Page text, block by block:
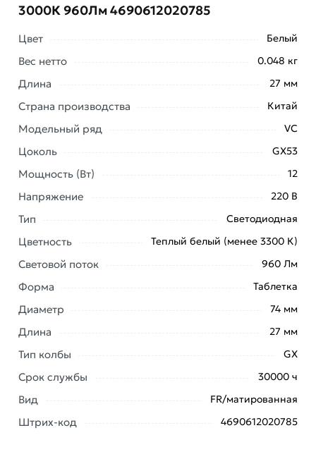
Условия доставки и цены на товар Светодиодная
лампа IN HOME LED-GX53-VC 12Вт 230В 3000К
(LED)действительны в Москве и области.
заказ и свяжутся с Вами для согласования условий
доставки или самовывоза. Перед оформлением
описанием, характеристиками и отзывами.
соответствует всем стандартам качества. Возврат
купленного товарa в течение 7 дней (наличие чека
обязательно).
3000К 960Лм 4690612020785
Цвет Белый
Вес нетто 0.048 кг
Длина 27 мм
Страна производства Китай
Модельный ряд VC
Цоколь GX53
Мощность (Вт) 12
Напряжение 220 В
Тип Светодиодная
Цветность Теплый белый (менее 3300 К)
Световой поток 960 Лм
Форма Таблетка
Диаметр 74 мм
Длина 27 мм
Тип колбы GX
Срок службы 30000 ч
Вид FR/матированная
Штрих-код 4690612020785